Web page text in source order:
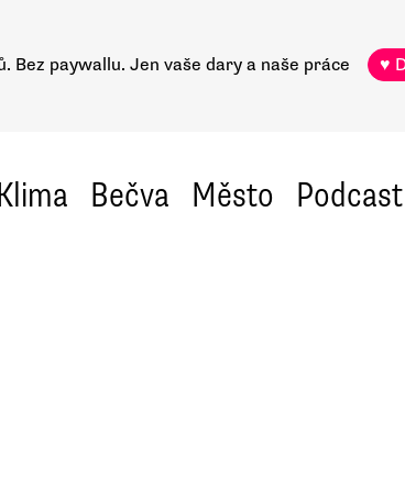
Bez paywallu. Jen vaše dary a naše práce ♥
Bečva Město Podcast